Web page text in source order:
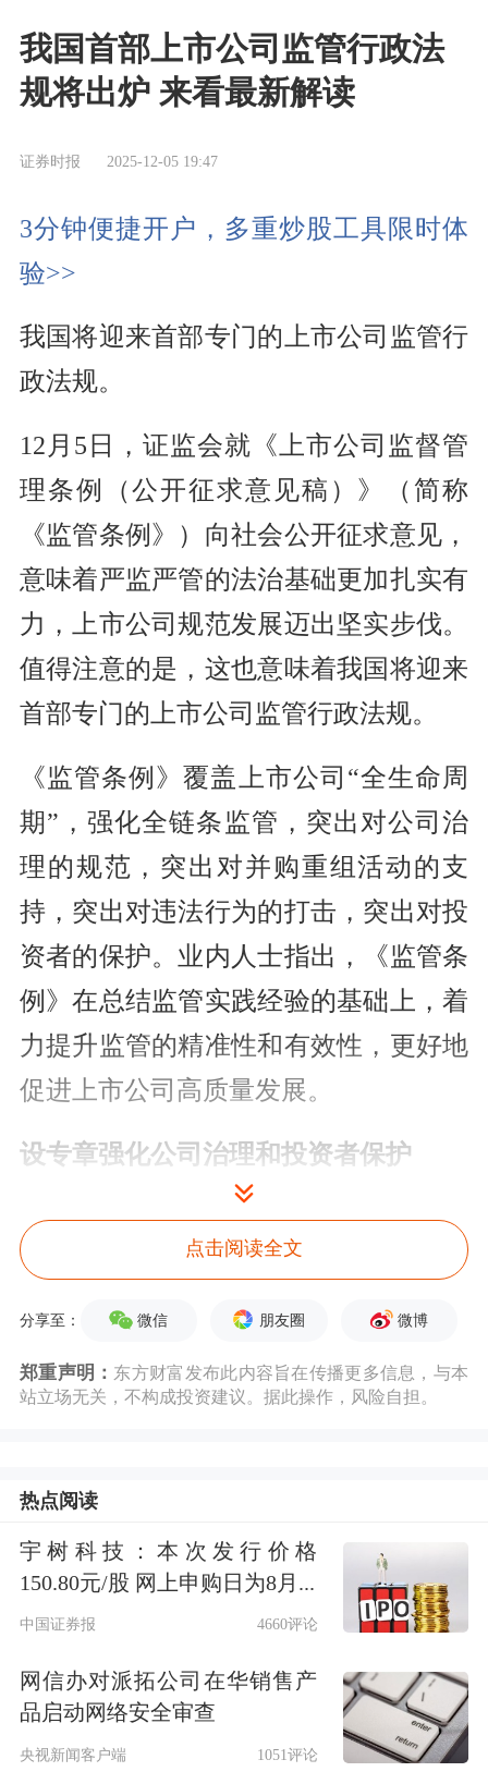
我国首部上市公司监管行政法
规将出炉 来看最新解读
证券时报 2025-12-05 19:47
3分钟便捷开户，多重炒股工具限时体
验>>
我国将迎来首部专门的上市公司监管行
政法规。
12月5日，证监会就《上市公司监督管
理条例（公开征求意见稿）》（简称
《监管条例》）向社会公开征求意见，
意味着严监严管的法治基础更加扎实有
力，上市公司规范发展迈出坚实步伐。
值得注意的是，这也意味着我国将迎来
首部专门的上市公司监管行政法规。
《监管条例》覆盖上市公司“全生命周
期”，强化全链条监管，突出对公司治
理的规范，突出对并购重组活动的支
持，突出对违法行为的打击，突出对投
资者的保护。业内人士指出，《监管条
例》在总结监管实践经验的基础上，着
力提升监管的精准性和有效性，更好地
促进上市公司高质量发展。
设专章强化公司治理和投资者保护
《监管条例》是一部全面规范上市公司
及相关各方行为的基础性法规，既覆盖
全面又突出重点。一方面，涉及公司从
并购重组、分红回购、市值管理、破产
的活动；另一方面，各部分规范坚持以
发展的基础。
在公司治理规范方面，《监管条例》设
专章将上市公司的治理作为规范重点，
在关注基本治理架构，对上市公司章
点击阅读全文
分享至： 微信 朋友圈 微博
郑重声明： 东方财富发布此内容旨在传播更多信息，与本
站立场无关，不构成投资建议。据此操作，风险自担。
热点阅读
宇树科技：本次发行价格
150.80元/股 网上申购日为8月...
中国证券报 4660评论
网信办对派拓公司在华销售产
品启动网络安全审查
央视新闻客户端 1051评论